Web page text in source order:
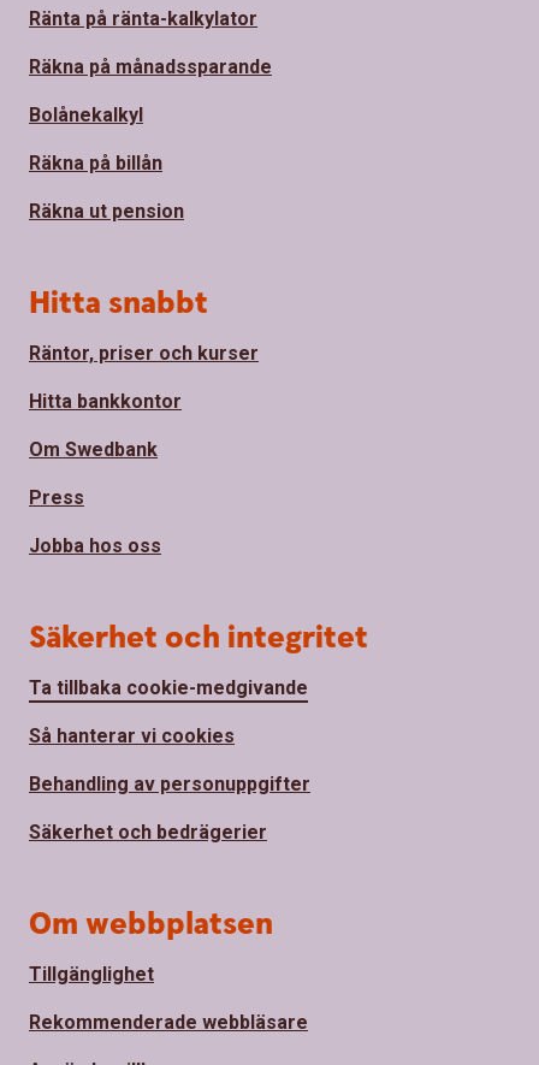
Ränta på ränta-kalkylator
Räkna på månadssparande
Bolånekalkyl
Räkna på billån
Räkna ut pension
Hitta snabbt
Räntor, priser och kurser
Hitta bankkontor
Om Swedbank
Press
Jobba hos oss
Säkerhet och integritet
Ta tillbaka cookie-medgivande
Så hanterar vi cookies
Behandling av personuppgifter
Säkerhet och bedrägerier
Om webbplatsen
Tillgänglighet
Rekommenderade webbläsare